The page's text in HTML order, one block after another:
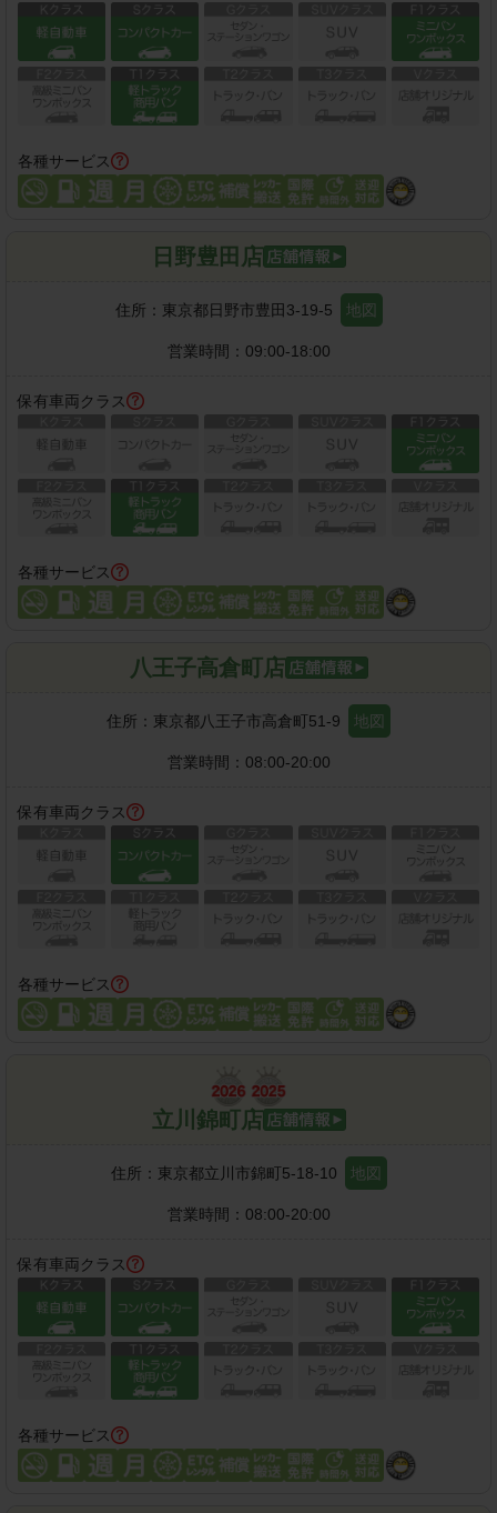
各種サービス
日野豊田店
住所： 東京都日野市豊田3-19-5 地図
営業時間： 09:00-18:00
保有車両クラス
各種サービス
八王子高倉町店
住所： 東京都八王子市高倉町51-9 地図
営業時間： 08:00-20:00
保有車両クラス
各種サービス
立川錦町店
住所： 東京都立川市錦町5-18-10 地図
営業時間： 08:00-20:00
保有車両クラス
各種サービス